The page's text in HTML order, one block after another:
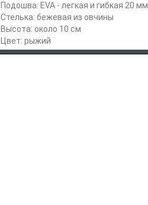
Подошва: EVA - легкая и гибкая 20 мм
Стелька: бежевая из овчины
Высота: около 10 см
Цвет: рыжий